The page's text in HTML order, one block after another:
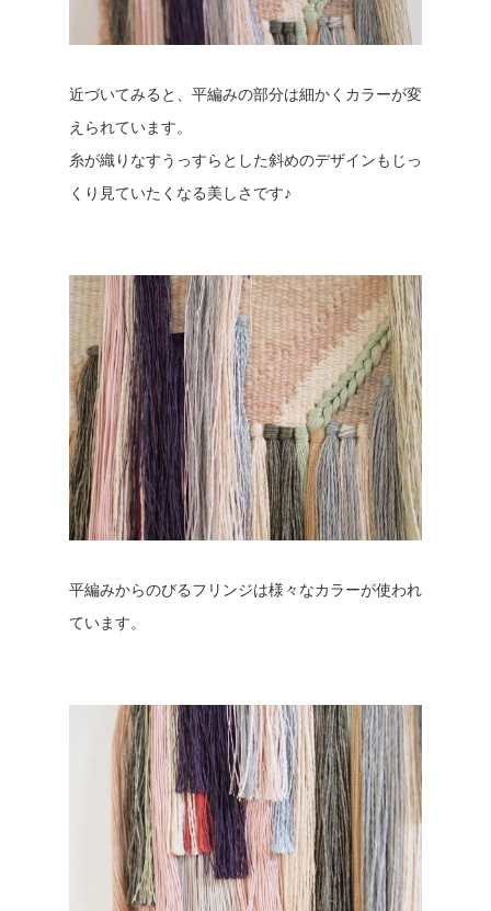
近づいてみると、平編みの部分は細かくカラーが変
えられています。
糸が織りなすうっすらとした斜めのデザインもじっ
くり見ていたくなる美しさです♪
平編みからのびるフリンジは様々なカラーが使われ
ています。